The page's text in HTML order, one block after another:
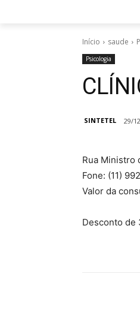
Início saude
Psicologia
SINTETEL 29/
Rua Ministro
Fone: (11)
Valor da
Desconto de